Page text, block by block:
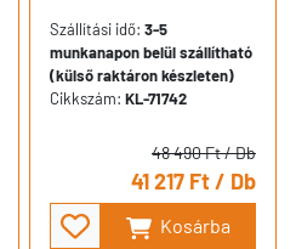
Szállítási idő: 3-5
munkanapon belül szállítható
(külső raktáron készleten)
Cikkszám: KL-71742
48 490 Ft/ Db
41 217 Ft/ Db
Kosárba